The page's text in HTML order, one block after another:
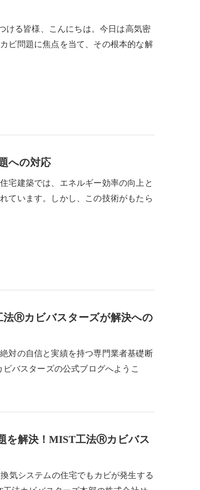
ける皆様、こんにちは。今日は高気密
ビ問題に焦点を当て、その根本的な解
への対応
宅建築では、エネルギー効率の向上と
ています。しかし、この技術がもたら
法Ⓡカビバスターズが解決への
対の自信と実績を持つ専門業者基礎断
バスターズの公式ブログへようこ
を解決！MIST工法Ⓡカビバス
気システムの住宅でもカビが発生する